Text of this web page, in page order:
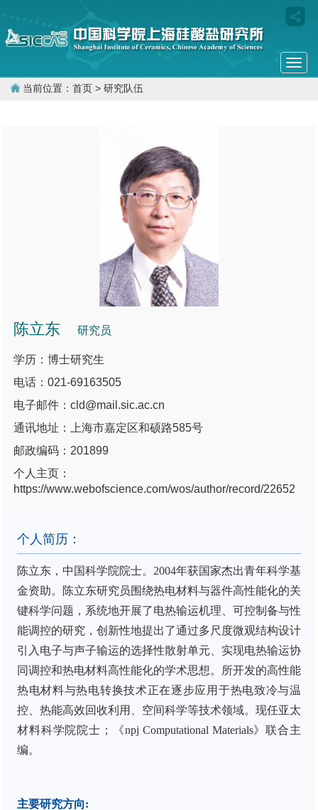
当前位置： 首页 > 研究队伍
陈立东 研究员
学历：博士研究生
电话：021-69163505
电子邮件：cld@mail.sic.ac.cn
通讯地址：上海市嘉定区和硕路585号
邮政编码：201899
个人主页：
https://www.webofscience.com/wos/author/record/22652
个人简历：
陈立东，中国科学院院士。 2004年获国家杰出青年科学基
金资助。陈立东研究员围绕热电材料与器件高性能化的关
键科学问题，系统地开展了电热输运机理、可控制备与性
能调控的研究，创新性地提出了通过多尺度微观结构设计
引入电子与声子输运的选择性散射单元、实现电热输运协
同调控和热电材料高性能化的学术思想。所开发的高性能
热电材料与热电转换技术正在逐步应用于热电致冷与温
控、热能高效回收利用、空间科学等技术领域。现任亚太
材料科学院院士；《npj Computational Materials》联合主
编。
主要研究方向: